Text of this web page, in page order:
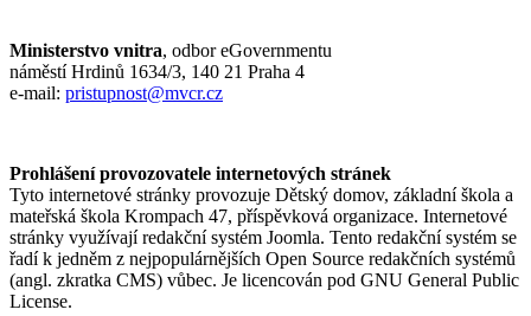
Ministerstvo vnitra, odbor eGovernmentu
náměstí Hrdinů 1634/3, 140 21 Praha 4
e-mail: pristupnost@mvcr.cz
Prohlášení provozovatele internetových stránek
Tyto internetové stránky provozuje Dětský domov, základní škola a
mateřská škola Krompach 47, příspěvková organizace. Internetové
stránky využívají redakční systém Joomla. Tento redakční systém se
řadí k jedněm z nejpopulárnějších Open Source redakčních systémů
(angl. zkratka CMS) vůbec. Je licencován pod GNU General Public
License.